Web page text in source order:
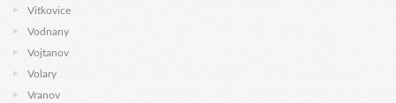
Vitkovice
Vodnany
Vojtanov
Volary
Vranov